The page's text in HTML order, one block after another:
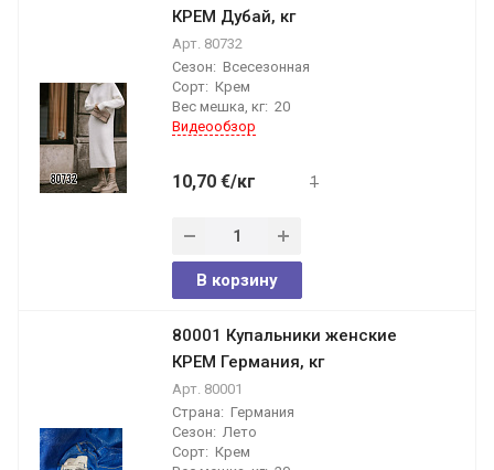
КРЕМ Дубай, кг
Арт. 80732
Сезон: Всесезонная
Сорт: Крем
Вес мешка, кг: 20
Видеообзор
10,70 €/кг 1
В корзину
80001 Купальники женские
КРЕМ Германия, кг
Арт. 80001
Страна: Германия
Сезон: Лето
Сорт: Крем